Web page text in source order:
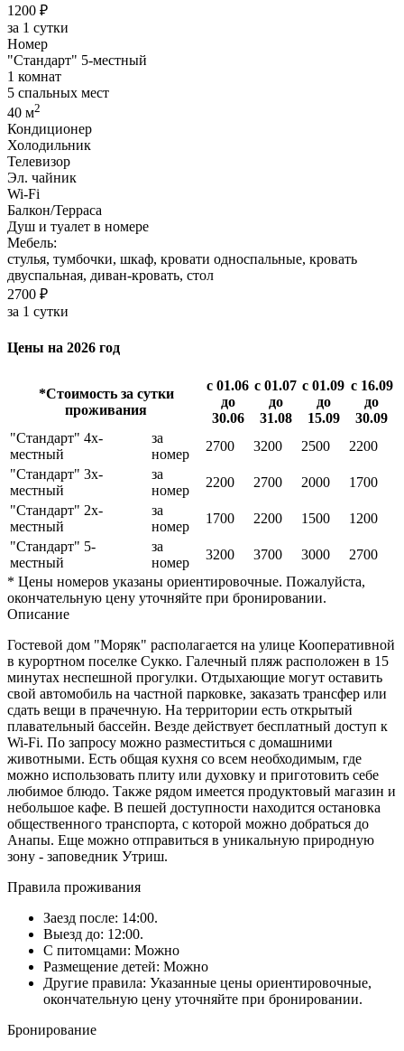
1200 ₽
за 1 сутки
Номер
"Стандарт" 5-местный
1 комнат
5 спальных мест
40 м2
Кондиционер
Холодильник
Телевизор
Эл. чайник
Wi-Fi
Балкон/Терраса
Душ и туалет в номере
Мебель:
стулья, тумбочки, шкаф, кровати односпальные, кровать
двуспальная, диван-кровать, стол
2700 ₽
за 1 сутки
Цены на 2026 год
*Стоимость за сутки
проживания
с 01.06
до
30.06
с 01.07
до
31.08
с 01.09
до
15.09
с 16.09
до
30.09
"Стандарт" 4х-
местный
за
номер
2700 3200 2500
2200
"Стандарт" 3х-
местный
за
номер
2200 2700 2000
1700
"Стандарт" 2х-
местный
за
номер
1700 2200 1500
1200
"Стандарт" 5-
местный
за
номер
3200 3700 3000
2700
* Цены номеров указаны ориентировочные. Пожалуйста,
окончательную цену уточняйте при бронировании.
Описание
Гостевой дом "Моряк" располагается на улице Кооперативной
в курортном поселке Сукко. Галечный пляж расположен в 15
минутах неспешной прогулки. Отдыхающие могут оставить
свой автомобиль на частной парковке, заказать трансфер или
сдать вещи в прачечную. На территории есть открытый
плавательный бассейн. Везде действует бесплатный доступ к
Wi-Fi. По запросу можно разместиться с домашними
животными. Есть общая кухня со всем необходимым, где
можно использовать плиту или духовку и приготовить себе
любимое блюдо. Также рядом имеется продуктовый магазин и
небольшое кафе. В пешей доступности находится остановка
общественного транспорта, с которой можно добраться до
Анапы. Еще можно отправиться в уникальную природную
зону - заповедник Утриш.
Правила проживания
Заезд после: 14:00.
Выезд до: 12:00.
С питомцами: Можно
Размещение детей: Можно
Другие правила: Указанные цены ориентировочные,
окончательную цену уточняйте при бронировании.
Бронирование